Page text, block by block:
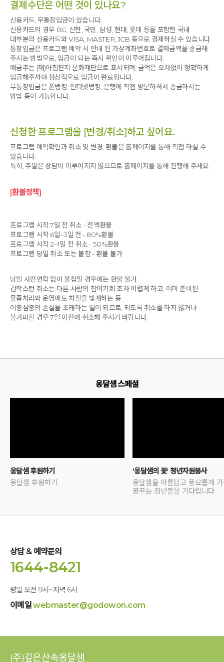
결제수단은 어떤 것이 있나요?
신용카드, 무통장입금이 있습니다.
신용카드의 경우 BC, 신한, 국민, 삼성, 현대, 롯데 등을 포함한 국내
대부분의 신용카드와 VISA, MASTER, JCB 등으로 결제하실 수 있습니다.
통장입금은 프로그램 예약 시 안내 된 가상계좌번호로 결제금액을 송금해
주시는 방법으로, 입금이 되는 즉시 확인이 이루어집니다.
예금주는 (재)아침편지 문화재단으로 표시되며, 금액은 오차없이 정확하게
입금해주셔야 정상적으로 입금이 완료됩니다.
무통장입금은 폰뱅킹, 인터넷뱅킹, 은행에 직접 방문하셔서 송금하시는
방법 등이 가능합니다.
신청한 프로그램을 [변경/취소]하고 싶어요.
프로그램 예약확인과 취소 및 변경, 환불은 홈페이지를 통해 직접 하실 수
있습니다.
특히, 주말은 상담이 이루어지지 않으므로 홈페이지를 통해 진행해 주세요.
[환불정책]
프로그램 시작 7일 전 취소 - 전액환불
프로그램 시작 6일~3일 전 - 80%환불
프로그램 시작 2~1일 전 취소 - 50%환불
프로그램 당일 취소 또는 불참 - 환불 불가
당일 사전연락 없이 불참일 경우에는 환불 불가
갑작스런 취소는 다른 사람의 참여기회 조차 어렵게 하고, 이미 준비된
물품처리와 운영에도 차질을 빚게하는 등
이중삼중의 손실을 초래하는 일이 되므로, 되도록 취소를 하지 않거나
불가피할 경우 7일 이전에 취소해 주시기 바랍니다.
옹달샘 스페셜
옹달샘 후원하기
옹달샘 후원하기
'옹달샘의 꽃' 청년자원봉사
옹달샘을 아름답고 풍요롭게
꿈꾸는 청년들을 기다립니다
상담 & 예약문의
1644-8421
평일 오전 9시~저녁 6시
이메일webmaster@godowon.com
(주)깊은산속옹달샘